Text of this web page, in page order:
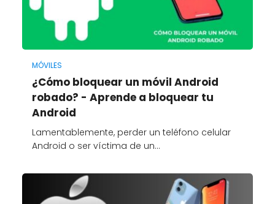
MÓVILES
¿Cómo bloquear un móvil Android
robado? - Aprende a bloquear tu
Android
Lamentablemente, perder un teléfono celular
Android o ser víctima de un…